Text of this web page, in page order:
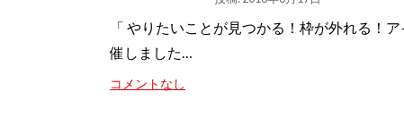
「 やりたいことが見つかる！枠が外れる！
催しました…
コメントなし